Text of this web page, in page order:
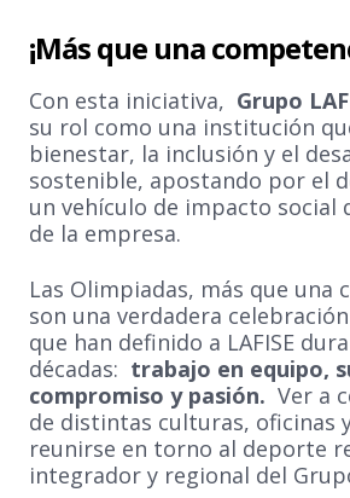
¡Más que una
Con esta iniciativa, Grupo
su rol como una institución
bienestar, la inclusión y el
sostenible, apostando por el
un vehículo de impacto social
de la empresa.
Las Olimpiadas, más que una
son una verdadera
que han definido a LAFISE
décadas: trabajo en equipo,
compromiso y pasión. Ver a
de distintas culturas, oficinas
reunirse en torno al deporte
integrador y regional del